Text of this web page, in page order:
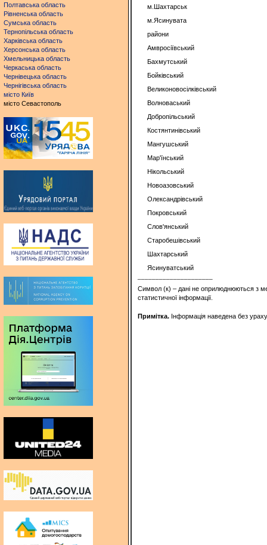
Полтавська область
Рівненська область
Сумська область
Тернопільська область
Харківська область
Херсонська область
Хмельницька область
Черкаська область
Чернівецька область
Чернігівська область
місто Київ
місто Севастополь
м.Шахтарськ
м.Ясинувата
райони
Амвросіївський
Бахмутський
Бойківський
Великоновосілківський
Волноваський
Добропільський
Костянтинівський
Мангушський
Мар'їнський
Нікольський
Новоазовський
Олександрівський
Покровський
Слов'янський
Старобешівський
Шахтарський
Ясинуватський
Символ (к) – дані не оприлюднюються з
статистичної інформації.
Примітка. Інформація наведена без